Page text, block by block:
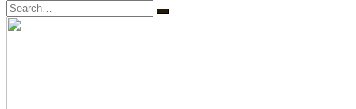
Search
for: